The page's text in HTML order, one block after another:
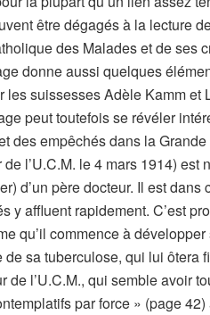
être dégagés à la lecture
des Malades et de ses
donne aussi quelques
les suissesses Adèle Kamm
peut toutefois se révéler
des empêchés dans la Grande
l’U.C.M. le 4 mars 1914)
d’un père docteur. Il est
y affluent rapidement. C’est
qu’il commence à
de sa tuberculose, qui lui ôtera
de l’U.C.M., qui semble avoir
par force » (page